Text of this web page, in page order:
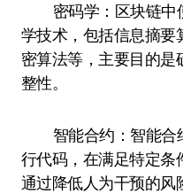
密码学：区块链
学技术，包括信息摘要
密算法等，主要目的
整性。
智能合约：智能
行代码，在满足特定条
通过降低人为干预的风